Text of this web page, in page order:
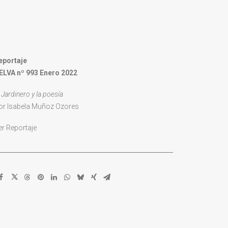
nº 993 Enero 2022
Jardinero y la poesía
Isabela Muñoz Ozores
Reportaje